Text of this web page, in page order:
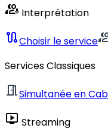
interpreter_mode Interprétation
routeChoisir le service
Services Classiques
meeting_roomSimultanée en
live_tv Streaming